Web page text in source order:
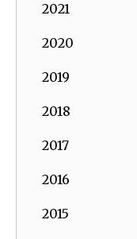
2021
2020
2019
2018
2017
2016
2015